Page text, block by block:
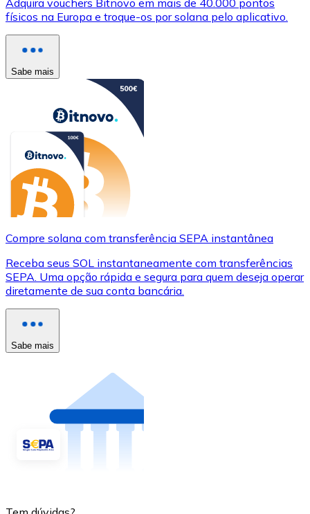
físicos na Europa e troque-os por solana pelo aplicativo.
Sabe mais
Compre solana com transferência SEPA instantânea
Receba seus SOL instantaneamente com transferências
SEPA. Uma opção rápida e segura para quem deseja operar
diretamente de sua conta bancária.
Sabe mais